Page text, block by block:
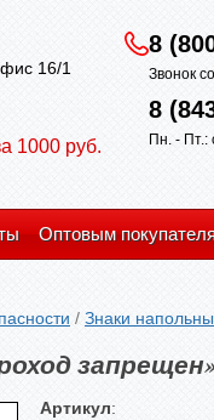
16/1
1000 руб.
8
Звонок
8
Пн. - Пт.:
Оптовым
/ Знаки
Артикул: